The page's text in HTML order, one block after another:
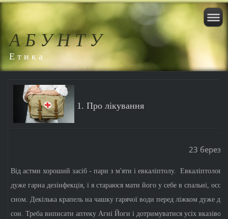
А Б У Н Т У
Е т и к а
1. Про лікування
23
Від астми хороший засіб - пари з м'яти і евкаліптолу. Евкаліптолове
дуже гарна дезінфекція, і я стараюся мати його у себе в спальні,
сном. Декілька крапель на чашку гарячої води перед ліжком дуже
сон. Треба виписати аптеку Агні Йоги і дотримуватися усіх вказівок,